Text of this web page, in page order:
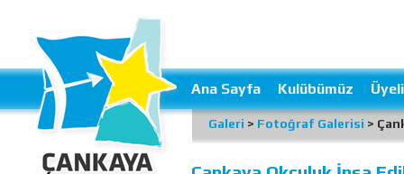
Ana Sayfa Kulübümüz
Galeri > Fotoğraf Galerisi >